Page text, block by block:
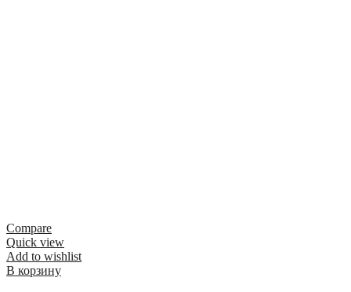
Compare
Quick view
Add to wishlist
В корзину